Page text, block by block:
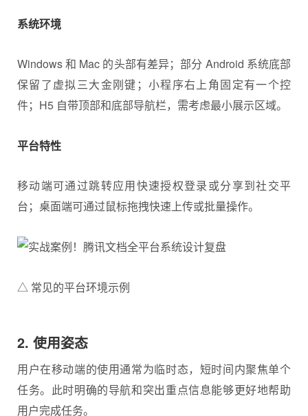
系统环境
Windows 和 Mac 的头部有差异；部分 Android 系统底部
保留了虚拟三大金刚键；小程序右上角固定有一个控
件；H5 自带顶部和底部导航栏，需考虑最小展示区域。
平台特性
移动端可通过跳转应用快速授权登录或分享到社交平
台；桌面端可通过鼠标拖拽快速上传或批量操作。
△ 常见的平台环境示例
2. 使用姿态
用户在移动端的使用通常为临时态，短时间内聚焦单个
任务。此时明确的导航和突出重点信息能够更好地帮助
用户完成任务。